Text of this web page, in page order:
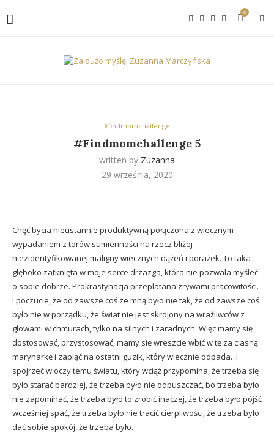
0
#findmomchallenge
#Findmomchallenge 5
written by Zuzanna
29 września, 2020
Chęć bycia nieustannie produktywną połączona z wiecznym
wypadaniem z torów sumienności na rzecz bliżej
niezidentyfikowanej maligny wiecznych dążeń i porażek. To taka
głęboko zatknięta w moje serce drzazga, która nie pozwala myśleć
o sobie dobrze. Prokrastynacja przeplatana zrywami pracowitości.
I poczucie, że od zawsze coś ze mną było nie tak, że od zawsze coś
było nie w porządku, że świat nie jest skrojony na wrażliwców z
głowami w chmurach, tylko na silnych i zaradnych. Więc mamy się
dostosować, przystosować, mamy się wreszcie wbić w tę za ciasną
marynarkę i zapiąć na ostatni guzik, który wiecznie odpada. I
spojrzeć w oczy temu światu, który wciąż przypomina, że trzeba się
było starać bardziej, że trzeba było nie odpuszczać, bo trzeba było
nie zapominać, że trzeba było to zrobić inaczej, że trzeba było pójść
wcześniej spać, że trzeba było nie tracić cierpliwości, że trzeba było
dać sobie spokój, że trzeba było.